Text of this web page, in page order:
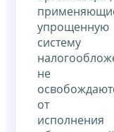
упрощенную
систему
не
от
исполнения